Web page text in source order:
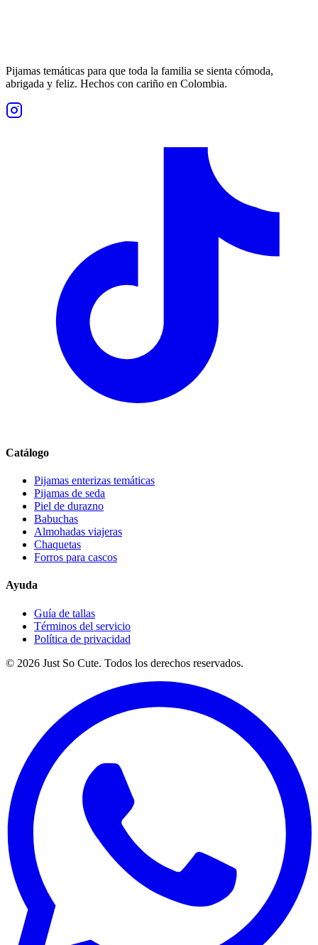
Pijamas temáticas para que toda la familia se sienta cómoda,
abrigada y feliz. Hechos con cariño en Colombia.
Catálogo
Pijamas enterizas temáticas
Pijamas de seda
Piel de durazno
Babuchas
Almohadas viajeras
Chaquetas
Forros para cascos
Ayuda
Guía de tallas
Términos del servicio
Política de privacidad
© 2026 Just So Cute. Todos los derechos reservados.